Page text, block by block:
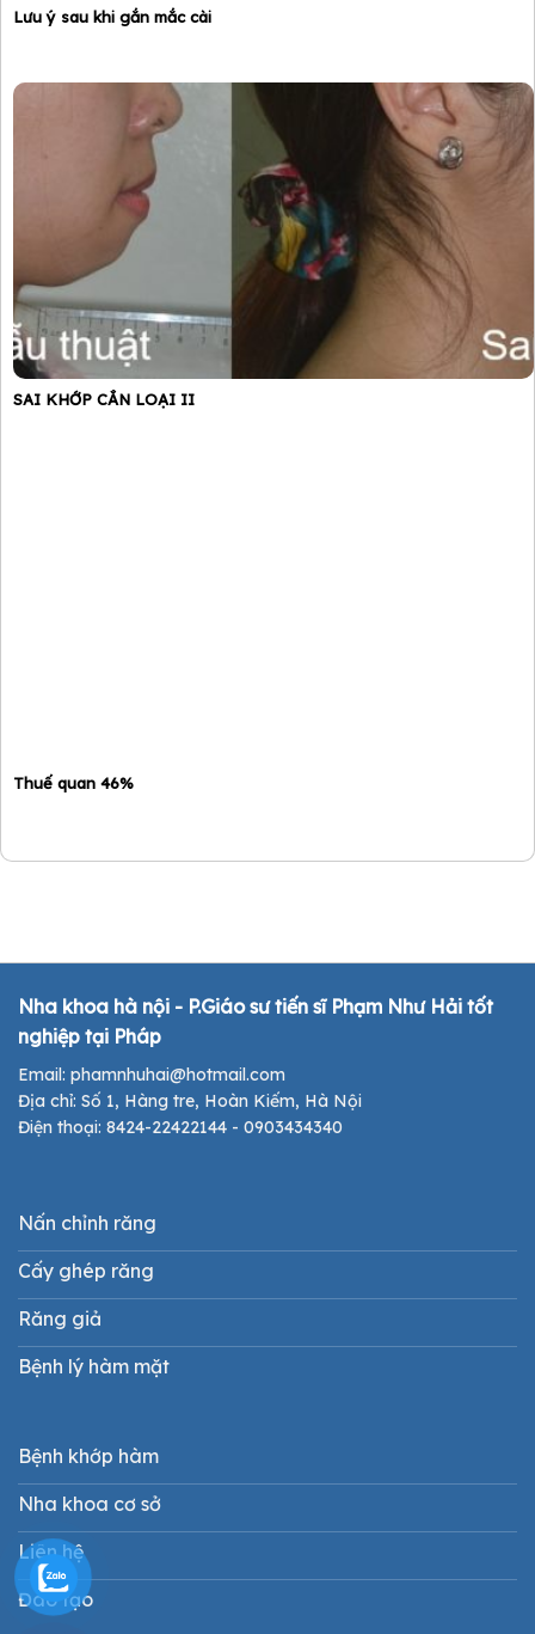
Lưu ý sau khi gắn mắc cài
SAI KHỚP CẮN LOẠI II
Thuế quan 46%
Nha khoa hà nội - P.Giáo sư tiến sĩ Phạm Như Hải tốt
nghiệp tại Pháp
Email: phamnhuhai@hotmail.com
Địa chỉ: Số 1, Hàng tre, Hoàn Kiếm, Hà Nội
Điện thoại: 8424-22422144 - 0903434340
Nấn chỉnh răng
Cấy ghép răng
Răng giả
Bệnh lý hàm mặt
Bệnh khớp hàm
Nha khoa cơ sở
Liên hệ
Đào tạo